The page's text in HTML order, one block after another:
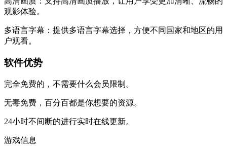
观影体验。
多语言字幕：提供多语言字幕选择，方便不同国家和地区的用
户观看。
软件优势
完全免费的，不需要什么会员限制。
无毒免费，百分百都是你想要的资源。
24小时不间断的进行实时在线更新。
游戏信息